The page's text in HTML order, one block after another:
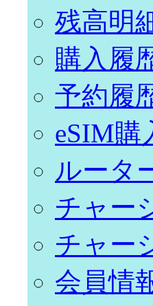
残高明
購入履
予約履
eSIM購
ルータ
チャー
チャー
会員情